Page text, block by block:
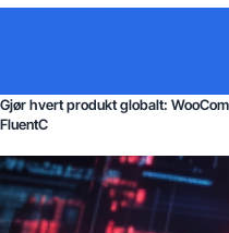
Gjør hvert produkt globalt:
FluentC